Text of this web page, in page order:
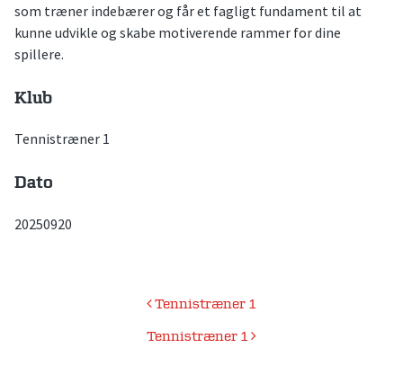
som træner indebærer og får et fagligt fundament til at
kunne udvikle og skabe motiverende rammer for dine
spillere.
Klub
Tennistræner 1
Dato
20250920
IndlægsnavigationTennistræner 1
Tennistræner 1